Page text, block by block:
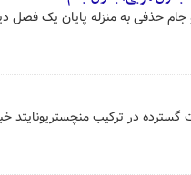
جام حذفی به منزله پایان یک فصل
گسترده در ترکیب منچستریونایتد